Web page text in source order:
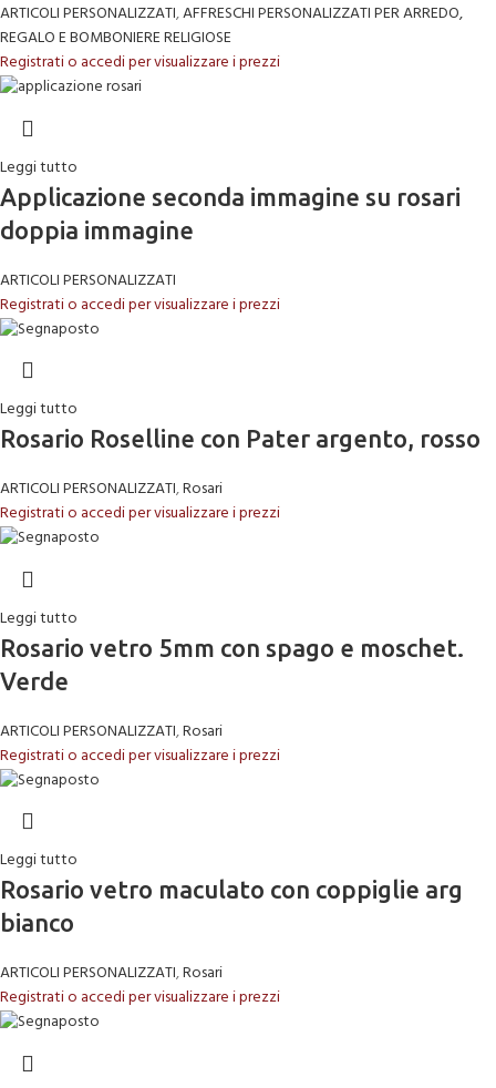
ARTICOLI PERSONALIZZATI,AFFRESCHI PERSONALIZZATI PER ARREDO,
REGALO E BOMBONIERE RELIGIOSE
Registrati o accedi per visualizzare i prezzi
Leggi tutto
Applicazione seconda immagine su rosari
doppia immagine
ARTICOLI PERSONALIZZATI
Registrati o accedi per visualizzare i prezzi
Leggi tutto
Rosario Roselline con Pater argento, rosso
ARTICOLI PERSONALIZZATI,Rosari
Registrati o accedi per visualizzare i prezzi
Leggi tutto
Rosario vetro 5mm con spago e moschet.
Verde
ARTICOLI PERSONALIZZATI,Rosari
Registrati o accedi per visualizzare i prezzi
Leggi tutto
Rosario vetro maculato con coppiglie arg
bianco
ARTICOLI PERSONALIZZATI,Rosari
Registrati o accedi per visualizzare i prezzi